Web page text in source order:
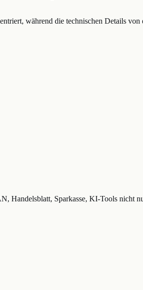
während die technischen Details
Sparkasse, KI-Tools nicht